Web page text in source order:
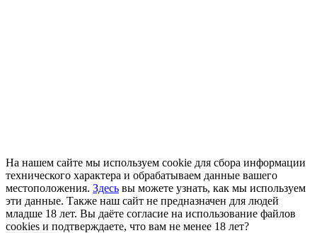
На нашем сайте мы используем cookie для сбора информации
технического характера и обрабатываем данные вашего
местоположения. Здесь вы можете узнать, как мы используем
эти данные. Также наш сайт не предназначен для людей
младше 18 лет. Вы даёте согласие на использование файлов
cookies и подтверждаете, что вам не менее 18 лет?